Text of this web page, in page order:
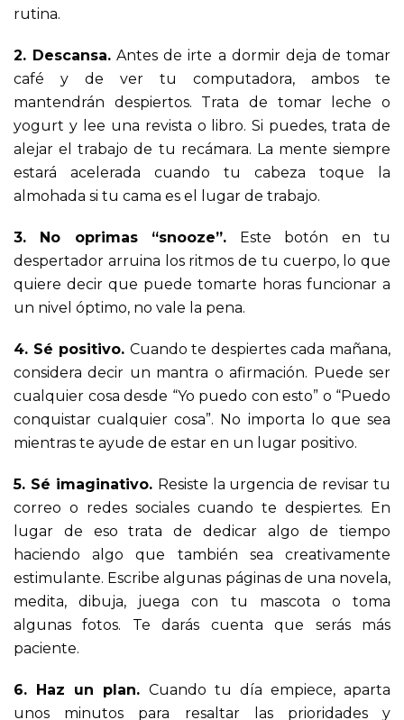
rutina.
2. Descansa. Antes de irte a dormir deja de tomar
café y de ver tu computadora, ambos te
mantendrán despiertos. Trata de tomar leche o
yogurt y lee una revista o libro. Si puedes, trata de
alejar el trabajo de tu recámara. La mente siempre
estará acelerada cuando tu cabeza toque la
almohada si tu cama es el lugar de trabajo.
3. No oprimas “snooze”.
Este botón en tu
despertador arruina los ritmos de tu cuerpo, lo que
quiere decir que puede tomarte horas funcionar a
un nivel óptimo, no vale la pena.
4. Sé positivo. Cuando te despiertes cada mañana,
considera decir un mantra o afirmación. Puede ser
cualquier cosa desde “Yo puedo con esto” o “Puedo
conquistar cualquier cosa”. No importa lo que sea
mientras te ayude de estar en un lugar positivo.
5. Sé imaginativo. Resiste la urgencia de revisar tu
correo o redes sociales cuando te despiertes. En
lugar de eso trata de dedicar algo de tiempo
haciendo algo que también sea creativamente
estimulante. Escribe algunas páginas de una novela,
medita, dibuja, juega con tu mascota o toma
algunas fotos. Te darás cuenta que serás más
paciente.
6. Haz un plan. Cuando tu día empiece, aparta
unos minutos para resaltar las prioridades y